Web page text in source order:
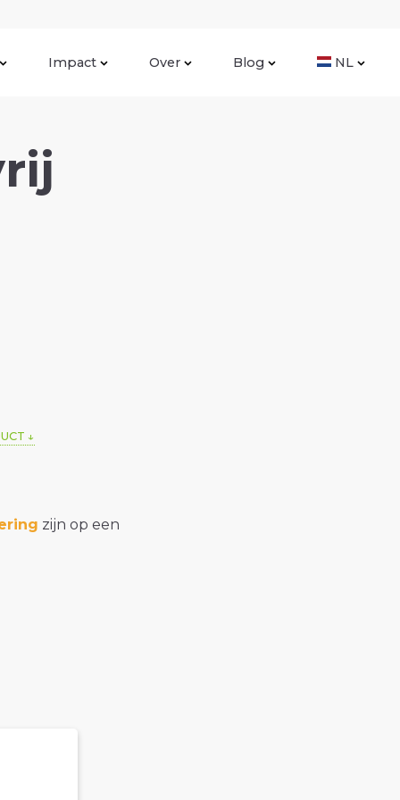
Impact Over Blog NL
zijn op een